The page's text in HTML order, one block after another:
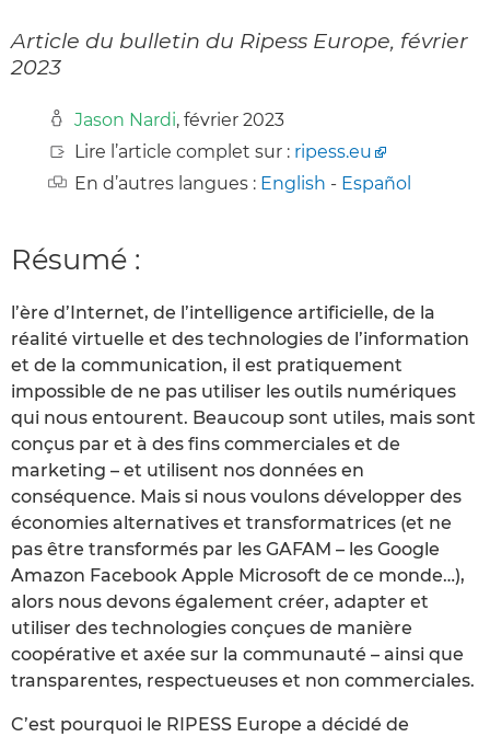
Article du bulletin du Ripess Europe, février
2023
Jason Nardi, février 2023
Lire l’article complet sur : ripess.eu
En d’autres langues : English - Español
Résumé :
l’ère d’Internet, de l’intelligence artificielle, de la
réalité virtuelle et des technologies de l’information
et de la communication, il est pratiquement
impossible de ne pas utiliser les outils numériques
qui nous entourent. Beaucoup sont utiles, mais sont
conçus par et à des fins commerciales et de
marketing – et utilisent nos données en
conséquence. Mais si nous voulons développer des
économies alternatives et transformatrices (et ne
pas être transformés par les GAFAM – les Google
Amazon Facebook Apple Microsoft de ce monde…),
alors nous devons également créer, adapter et
utiliser des technologies conçues de manière
coopérative et axée sur la communauté – ainsi que
transparentes, respectueuses et non commerciales.
C’est pourquoi le RIPESS Europe a décidé de